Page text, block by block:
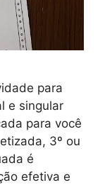
para
e singular
para você
3º ou
é
efetiva e